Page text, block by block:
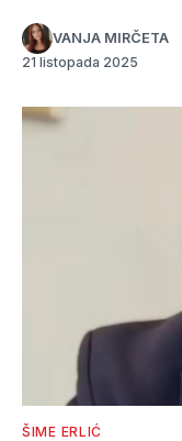
VANJA MIRČETA
21 listopada 2025
ŠIME ERLIĆ